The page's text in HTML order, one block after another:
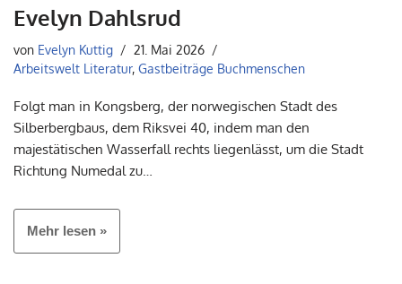
Evelyn Dahlsrud
von Evelyn Kuttig
21. Mai 2026
Arbeitswelt Literatur, Gastbeiträge Buchmenschen
Folgt man in Kongsberg, der norwegischen Stadt des
Silberbergbaus, dem Riksvei 40, indem man den
majestätischen Wasserfall rechts liegenlässt, um die Stadt
Richtung Numedal zu…
Mehr lesen »